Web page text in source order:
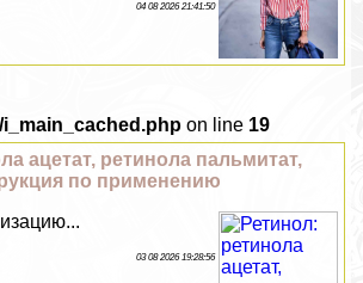
04 08 2026 21:41:50
on line 19
ацетат, ретинола пальмитат,
по применению
03 08 2026 19:28:56